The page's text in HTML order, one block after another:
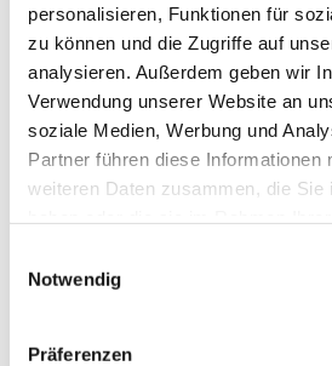
personalisieren, Funktionen für
zu können und die Zugriffe auf
analysieren. Außerdem geben wir
Verwendung unserer Website an
soziale Medien, Werbung und
Partner führen diese Informationen
weiteren Daten zusammen, die Sie
Notwendig
Präferenzen